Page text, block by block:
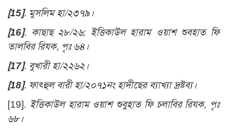
[15]. মুসলিম হা/২৩৭৯।
[16]. কাছাছ ২৮/২৬; ইত্তিকাউল হারাম ওয়াশ শুবহাত ফি
তালবির রিযক, পৃঃ ৬৪ ।
[17]. বুখারী হা/২২৬২ ।
[18]. ফাৎহুল বারী হা/২০৭১নং হাদীছের ব্যাখ্যা দ্রষ্টব্য।
[19]. ইত্তিকাউল হারাম ওয়াশ শুবুহাত ফি চলাবির রিযক, পৃঃ
৬৮।